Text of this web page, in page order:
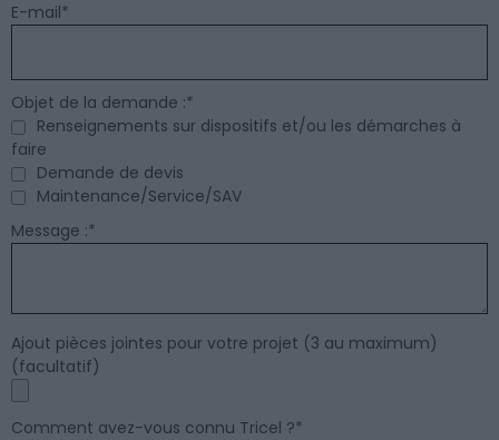
E-mail*
Objet de la demande :*
Renseignements sur dispositifs et/ou les démarches à
faire
Demande de devis
Maintenance/Service/SAV
Message :*
Ajout pièces jointes pour votre projet (3 au maximum)
(facultatif)
Comment avez-vous connu Tricel ?*